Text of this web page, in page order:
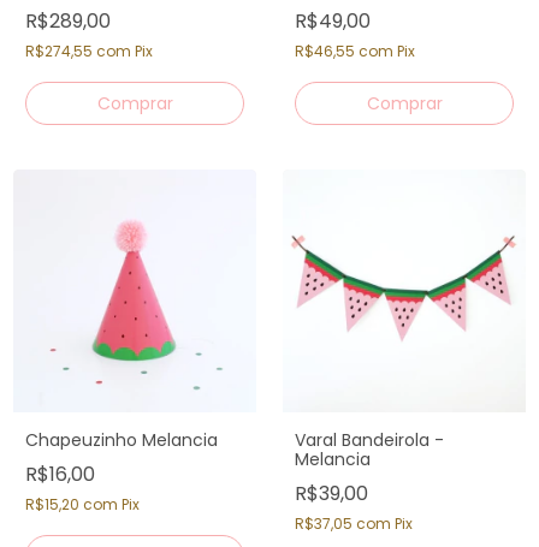
R$289,00
R$274,55 com Pix
R$49,00
R$46,55 com Pix
Chapeuzinho Melancia
R$16,00
R$15,20 com Pix
Varal Bandeirola -
Melancia
R$39,00
R$37,05 com Pix